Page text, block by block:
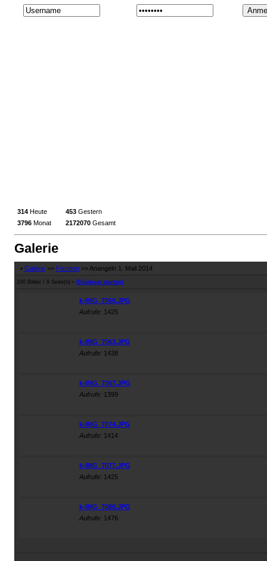
314Heute 453Gestern
3796Monat 2172070Gesamt
Galerie
• Galerie>> Fischen>> Anangeln 1. Mail 2014
100 Bilder / 9 Seite(n) - [Diashow starten]
k-IMG_7060.JPG
Aufrufe:1425
k-IMG_7063.JPG
Aufrufe:1438
k-IMG_7067.JPG
Aufrufe:1399
k-IMG_7074.JPG
Aufrufe:1414
k-IMG_7077.JPG
Aufrufe:1425
k-IMG_7080.JPG
Aufrufe:1476